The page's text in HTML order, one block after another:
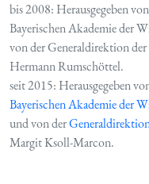
bis 2008: Herausgegeben
Bayerischen Akademie der
von der Generaldirektion
Hermann Rumschöttel.
seit 2015: Herausgegeben
Bayerischen Akademie der
und von der
Margit Ksoll-Marcon.